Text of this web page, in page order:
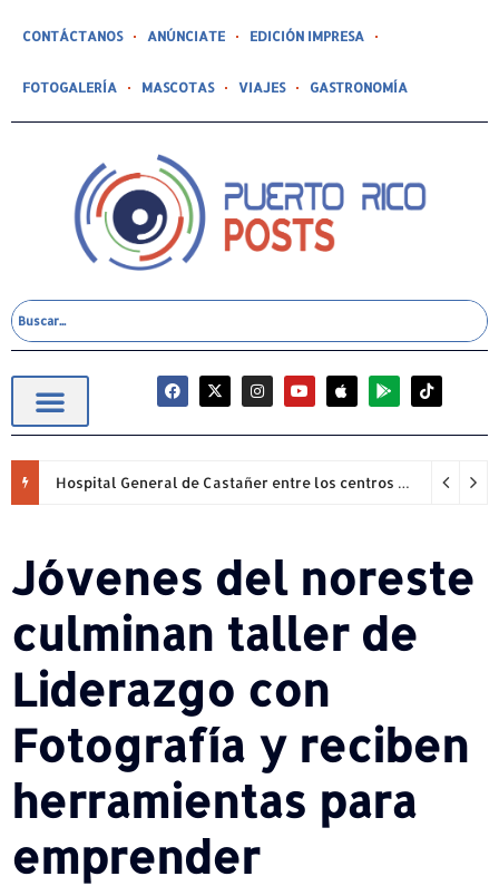
CONTÁCTANOS ANÚNCIATE EDICIÓN IMPRESA
FOTOGALERÍA MASCOTAS VIAJES GASTRONOMÍA
Hospital General de Castañer entre los centros de salud comunitarios con mejor desempeño clínico de Estados Unidos
Jóvenes del noreste
culminan taller de
Liderazgo con
Fotografía y reciben
herramientas para
emprender